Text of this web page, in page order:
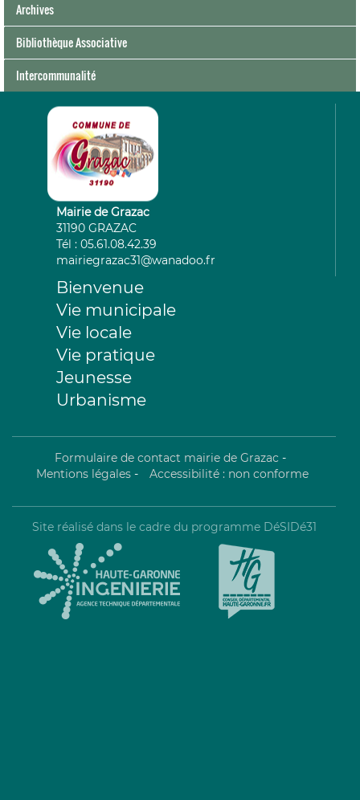
Archives
Bibliothèque Associative
Intercommunalité
Mairie de Grazac
31190 GRAZAC
Tél : 05.61.08.42.39
mairiegrazac31@wanadoo.fr
Bienvenue
Vie municipale
Vie locale
Vie pratique
Jeunesse
Urbanisme
Formulaire de contact mairie de Grazac -
Mentions légales- Accessibilité : non conforme
Site réalisé dans le cadre du programme DéSIDé31